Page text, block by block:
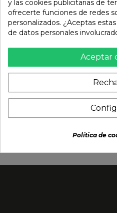
Papel Tisusec para
y las cookies publicitarias de
ofrecerte funciones de redes
personalizados. ¿Aceptas
de datos personales
Aceptar
Política de